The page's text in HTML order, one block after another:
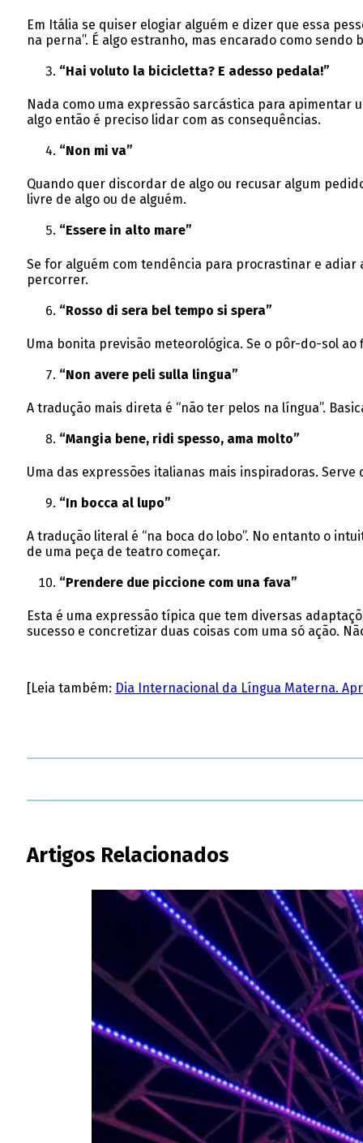
Em Itália se quiser elogiar alguém e dizer que essa
na perna”. É algo estranho, mas encarado como sendo
“Hai voluto la bicicletta? E adesso pedala!”
Nada como uma expressão sarcástica para apimentar
algo então é preciso lidar com as consequências.
“Non mi va”
Quando quer discordar de algo ou recusar algum
livre de algo ou de alguém.
“Essere in alto mare”
Se for alguém com tendência para procrastinar e adiar
percorrer.
“Rosso di sera bel tempo si spera”
Uma bonita previsão meteorológica. Se o pôr-do-sol
“Non avere peli sulla lingua”
A tradução mais direta é “não ter pelos na língua”.
“Mangia bene, ridi spesso, ama molto”
Uma das expressões italianas mais inspiradoras.
“In bocca al lupo”
A tradução literal é “na boca do lobo”. No entanto o
de uma peça de teatro começar.
“Prendere due piccione com una fava”
Esta é uma expressão típica que tem diversas
sucesso e concretizar duas coisas com uma só ação.
[Leia também: Dia Internacional da Língua Materna.
Artigos Relacionados